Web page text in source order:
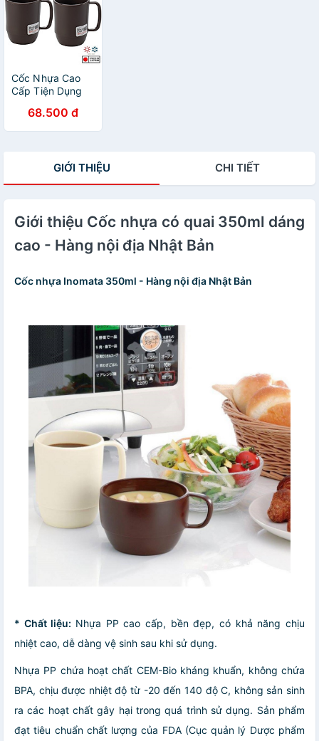
Cốc Nhựa Cao
Cấp Tiện Dụng
Nhật Bản
68.500 đ
GIỚI THIỆU CHI TIẾT
Giới thiệu Cốc nhựa có quai 350ml dáng
cao - Hàng nội địa Nhật Bản
Cốc nhựa Inomata 350ml - Hàng nội địa Nhật Bản
* Chất liệu: Nhựa PP cao cấp, bền đẹp, có khả năng chịu
nhiệt cao, dễ dàng vệ sinh sau khi sử dụng.
Nhựa PP chứa hoạt chất CEM-Bio kháng khuẩn, không chứa
BPA, chịu được nhiệt độ từ -20 đến 140 độ C, không sản sinh
ra các hoạt chất gây hại trong quá trình sử dụng. Sản phẩm
đạt tiêu chuẩn chất lượng của FDA (Cục quản lý Dược phẩm